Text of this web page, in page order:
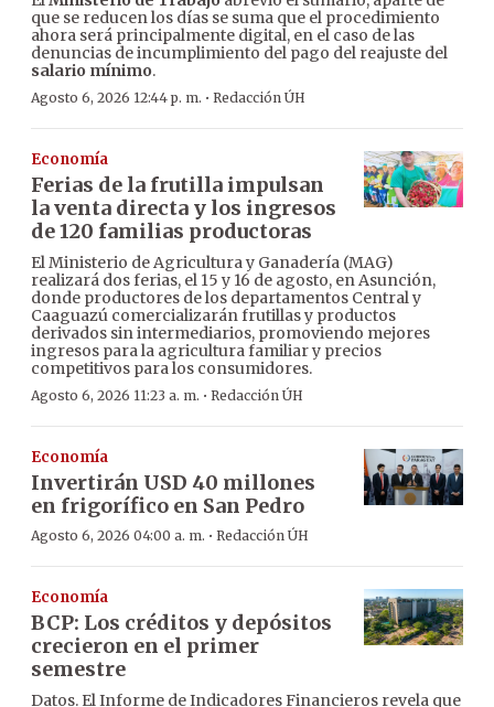
que se reducen los días se suma que el procedimiento
ahora será principalmente digital, en el caso de las
denuncias de incumplimiento del pago del reajuste del
salario mínimo.
Agosto 6, 2026 12:44 p. m. · Redacción ÚH
Economía
Ferias de la frutilla impulsan
la venta directa y los ingresos
de 120 familias productoras
El Ministerio de Agricultura y Ganadería (MAG)
realizará dos ferias, el 15 y 16 de agosto, en Asunción,
donde productores de los departamentos Central y
Caaguazú comercializarán frutillas y productos
derivados sin intermediarios, promoviendo mejores
ingresos para la agricultura familiar y precios
competitivos para los consumidores.
Agosto 6, 2026 11:23 a. m. · Redacción ÚH
Economía
Invertirán USD 40 millones
en frigorífico en San Pedro
Agosto 6, 2026 04:00 a. m. · Redacción ÚH
Economía
BCP: Los créditos y depósitos
crecieron en el primer
semestre
Datos. El Informe de Indicadores Financieros revela que